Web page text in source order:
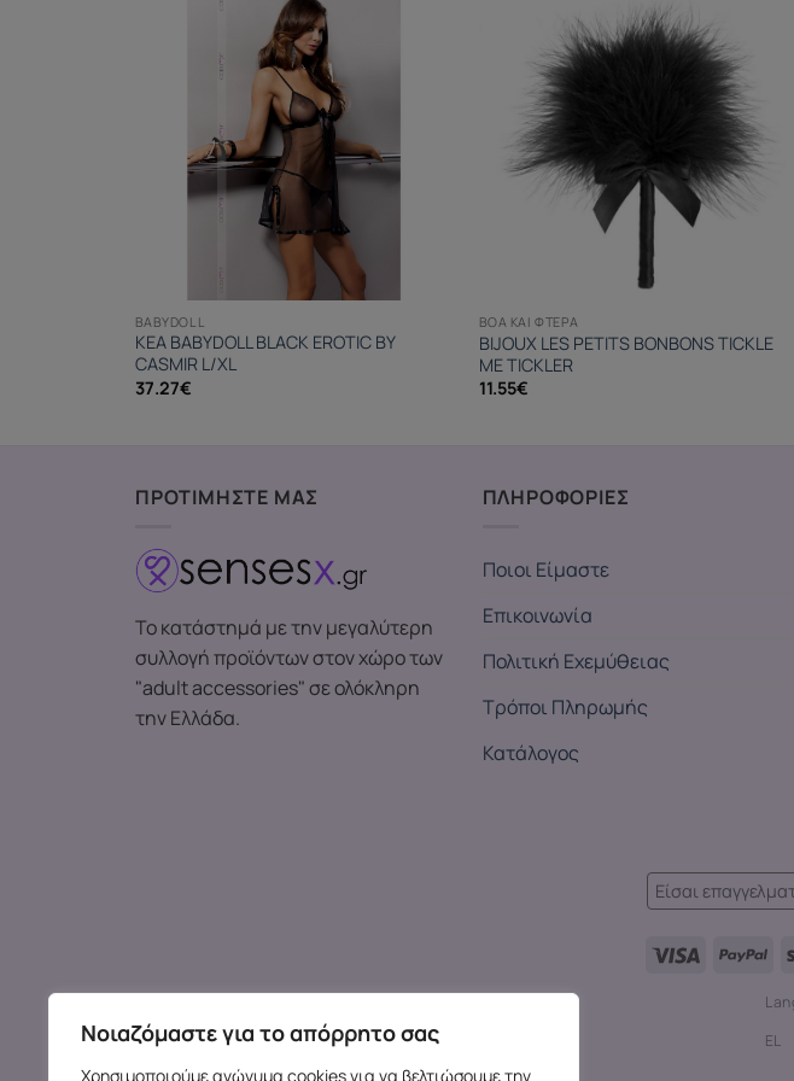
Νοιαζόμαστε για το απόρρητο σας
Χρησιμοποιούμε ανώνυμα cookies για να βελτιώσουμε την
BABYDOLL
KEA BABYDOLL BLACK EROTIC BY
CASMIR L/XL
37.27€
BOA ΚΑΙ ΦΤΕΡΆ
BIJOUX LES PETITS BONBONS TICKLE
ME TICKLER
11.55€
ΠΡΟΤΙΜΗΣΤΕ ΜΑΣ
Το κατάστημά με την μεγαλύτερη
συλλογή προϊόντων στον χώρο των
"adult accessories" σε ολόκληρη
την Ελλάδα.
ΠΛΗΡΟΦΟΡΙΕΣ
Ποιοι Είμαστε
Επικοινωνία
Πολιτική Εχεμύθειας
Τρόποι Πληρωμής
Κατάλογος
Είσαι
EL